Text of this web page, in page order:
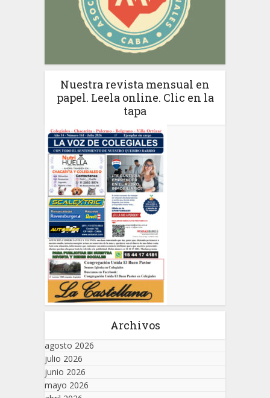
Nuestra revista mensual en
papel. Leela online. Clic en la
tapa
Archivos
agosto 2026
julio 2026
junio 2026
mayo 2026